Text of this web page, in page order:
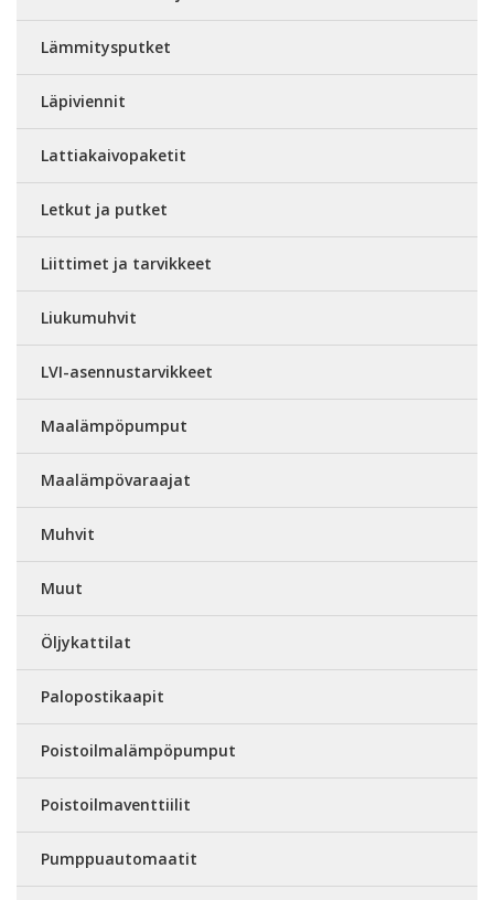
Lämmitysputket
Läpiviennit
Lattiakaivopaketit
Letkut ja putket
Liittimet ja tarvikkeet
Liukumuhvit
LVI-asennustarvikkeet
Maalämpöpumput
Maalämpövaraajat
Muhvit
Muut
Öljykattilat
Palopostikaapit
Poistoilmalämpöpumput
Poistoilmaventtiilit
Pumppuautomaatit